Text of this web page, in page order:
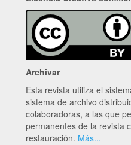
Archivar
Esta revista utiliza el
sistema de archivo
colaboradoras, a las que
permanentes de la revista
restauración. Más...